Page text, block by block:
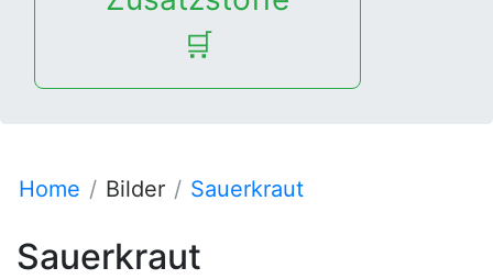
🛒
Home Bilder Sauerkraut
Sauerkraut